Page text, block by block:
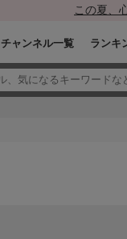
この夏、
チャンネル一覧 ランキ